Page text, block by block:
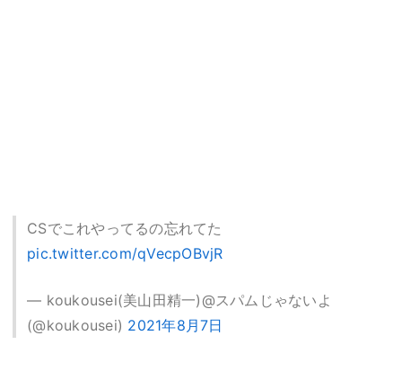
CSでこれやってるの忘れてた
pic.twitter.com/qVecpOBvjR
— koukousei(美山田精一)@スパムじゃないよ
(@koukousei) 2021年8月7日